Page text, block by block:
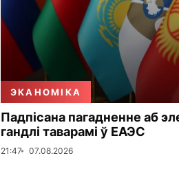
ЭКАНОМІКА
Падпісана пагадненне аб
гандлі таварамі ў ЕАЭС
21:47 07.08.2026